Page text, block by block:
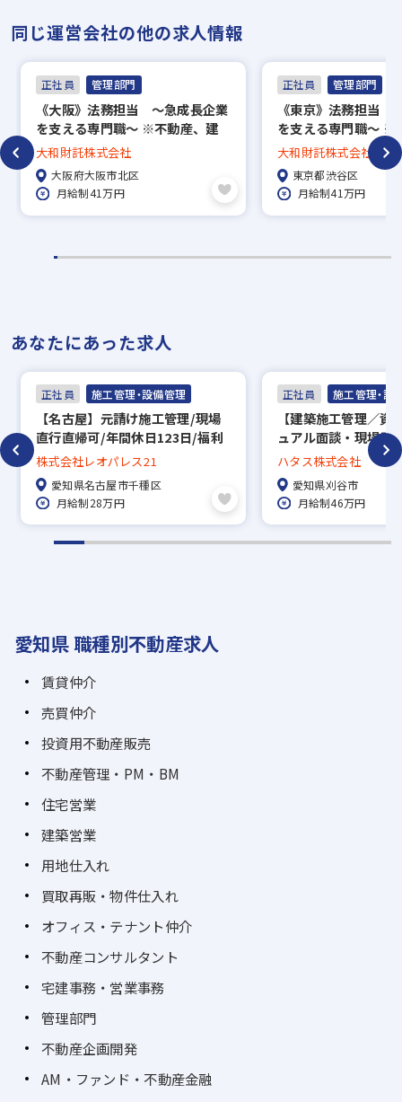
本社：東京都港区赤坂2-15-16 赤坂ふく
源ビル7F
▼
面接（オンライン面接可）
▼
内定
※入社時期は相談に応じます。
同じ運営会社の他の求人情報
正社員 管理部門
《大阪》法務担当 ～急成長企業
を支える専門職～ ※不動産、建
築業界未経験歓迎
大和財託株式会社
大阪府大阪市北区
月給制41万円
正社員 管理部門
《東京》法務担当
を支える専門職～ ※
築業界未経験歓迎
大和財託株式会社
東京都渋谷区
月給制41万円
あなたにあった求人
正社員 施工管理・設備管理
【名古屋】元請け施工管理/現場
直行直帰可/年間休日123日/福利
厚生充実◎/プライム市場★全国
で約4,000名の大手企業★残業少
なく働きやすい環境
株式会社レオパレス21
愛知県名古屋市千種区
月給制28万円
正社員 施工管理・設
【建築施工管理／資
ュアル面談・現場見
出張・転勤なし/残
土日休み/年間休日
ハタス株式会社
愛知県刈谷市
月給制46万円
愛知県 職種別不動産求人
賃貸仲介
売買仲介
投資用不動産販売
不動産管理・PM・BM
住宅営業
建築営業
用地仕入れ
買取再販・物件仕入れ
オフィス・テナント仲介
不動産コンサルタント
宅建事務・営業事務
管理部門
不動産企画開発
AM・ファンド・不動産金融